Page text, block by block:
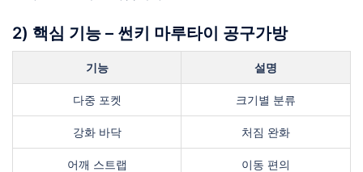
2) 핵심 기능 – 썬키 마루타이 공구가방
기능 설명
다중 포켓 크기별 분류
강화 바닥 처짐 완화
어깨 스트랩 이동 편의